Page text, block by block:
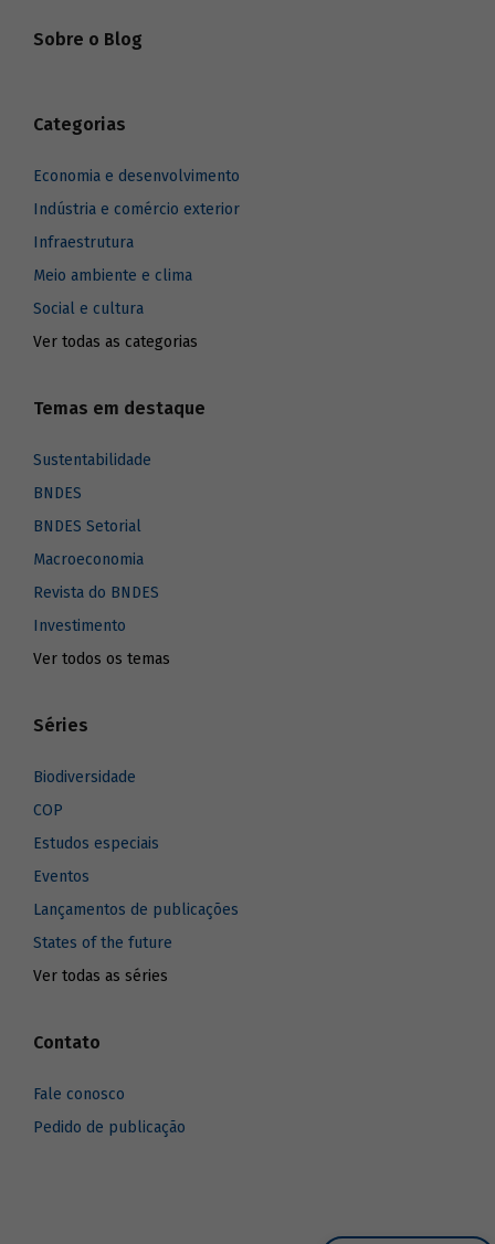
Sobre o Blog
Categorias
Economia e desenvolvimento
Indústria e comércio exterior
Infraestrutura
Meio ambiente e clima
Social e cultura
Ver todas as categorias
Temas em destaque
Sustentabilidade
BNDES
BNDES Setorial
Macroeconomia
Revista do BNDES
Investimento
Ver todos os temas
Séries
Biodiversidade
COP
Estudos especiais
Eventos
Lançamentos de publicações
States of the future
Ver todas as séries
Contato
Fale conosco
Pedido de publicação